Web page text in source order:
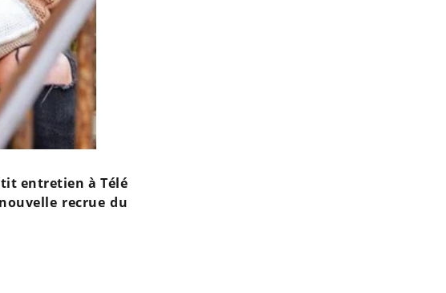
entretien à Télé
recrue du